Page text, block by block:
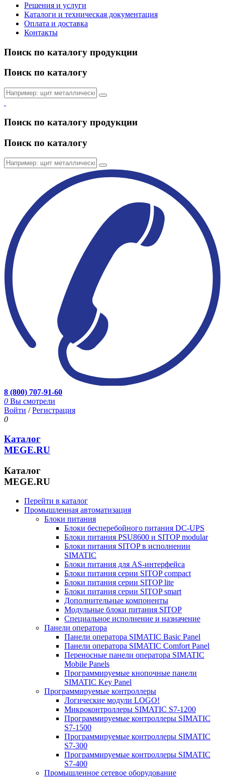
Решения и услуги
Каталоги и техническая документация
Оплата и доставка
Контакты
Поиск по каталогу продукции
Поиск по каталогу
Поиск по каталогу продукции
Поиск по каталогу
8 (800) 707-91-60
0 Вы смотрели
Войти /Регистрация
0
Каталог
MEGE.RU
Каталог
MEGE.RU
Перейти в каталог
Промышленная автоматизация
Блоки питания
Блоки бесперебойного питания DC-UPS
Блоки питания PSU8600 и SITOP modular
Блоки питания SITOP в исполнении
SIMATIC
Блоки питания для AS-интерфейса
Блоки питания серии SITOP compact
Блоки питания серии SITOP lite
Блоки питания серии SITOP smart
Дополнительные компоненты
Модульные блоки питания SITOP
Специальное исполнение и назначение
Панели оператора
Панели оператора SIMATIC Basic Panel
Панели оператора SIMATIC Comfort Panel
Переносные панели оператора SIMATIC
Mobile Panels
Программируемые кнопочные панели
SIMATIC Key Panel
Программируемые контроллеры
Логические модули LOGO!
Микроконтроллеры SIMATIC S7-1200
Программируемые контроллеры SIMATIC
S7-1500
Программируемые контроллеры SIMATIC
S7-300
Программируемые контроллеры SIMATIC
S7-400
Промышленное сетевое оборудование